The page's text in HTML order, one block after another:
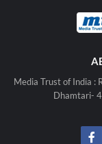
Media Trust of India :
Dhamtari-